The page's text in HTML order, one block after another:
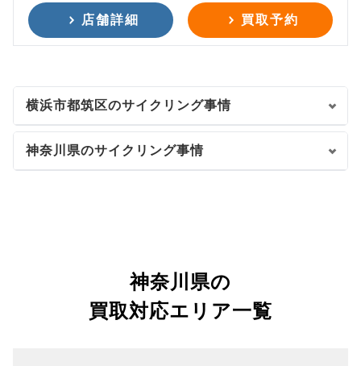
店舗詳細 買取予約
横浜市都筑区のサイクリング事情
神奈川県のサイクリング事情
神奈川県の
買取対応エリア一覧